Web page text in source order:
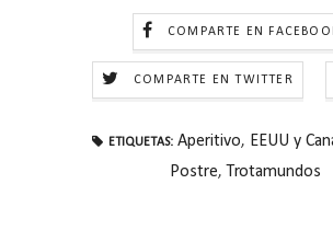
COMPARTE EN
COMPARTE EN TWITTER
ETIQUETAS: Aperitivo, EEUU y
Postre, Trotamundos